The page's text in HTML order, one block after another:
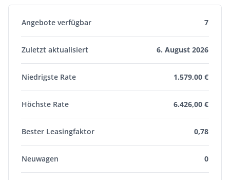
Angebote verfügbar 7
Zuletzt aktualisiert 6. August 2026
Niedrigste Rate 1.579,00 €
Höchste Rate 6.426,00 €
Bester Leasingfaktor 0,78
Neuwagen 0